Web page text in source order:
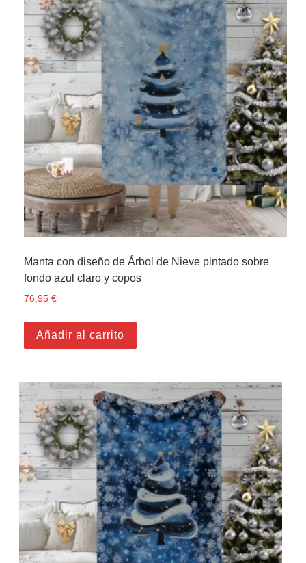
Manta con diseño de Árbol de Nieve pintado sobre
fondo azul claro y copos
76,95€
Añadir al carrito